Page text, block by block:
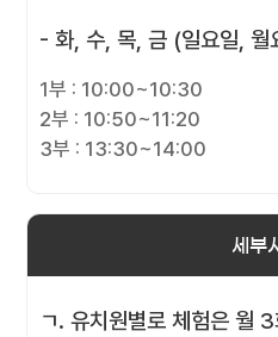
- 화, 수, 목, 금 (일요일, 월
1부 : 10:00~10:30
2부 : 10:50~11:20
3부 : 13:30~14:00
세부
ㄱ. 유치원별로 체험은 월